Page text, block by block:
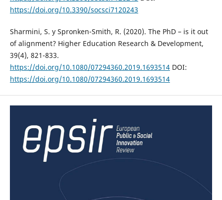
https://doi.org/10.3390/socsci7120243
Sharmini, S. y Spronken-Smith, R. (2020). The PhD – is it out
of alignment? Higher Education Research & Development,
39(4), 821-833.
https://doi.org/10.1080/07294360.2019.1693514DOI:
https://doi.org/10.1080/07294360.2019.1693514